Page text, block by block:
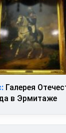
Галерея
в Эрмитаже